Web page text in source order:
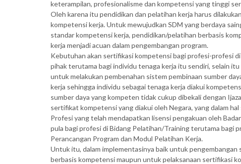
keterampilan, profesionalisme dan kompetensi yang tinggi
Oleh karena itu pendidikan dan pelatihan kerja harus
kompetensi kerja. Untuk mewujudkan SDM yang berdaya
standar kompetensi kerja, pendidikan/pelatihan berbasis
kerja menjadi acuan dalam pengembangan program.
Kebutuhan akan sertifikasi kompetensi bagi profesi-profesi
pihak terutama bagi individu tenaga kerja itu sendiri, selain
untuk melakukan pembenahan sistem pembinaan sumber
kerja sehingga individu sebagai tenaga kerja diakui
sumber daya yang kompeten tidak cukup dibekali dengan
sertifikat kompetensi yang diakui oleh Negara, yang dalam
Profesi yang telah mendapatkan lisensi pengakuan oleh
pula bagi profesi di Bidang Pelatihan/Training terutama bagi
Perancangan Program dan Modul Pelatihan Kerja.
Untuk itu, dalam implementasinya baik untuk
berbasis kompetensi maupun untuk pelaksanaan sertifikasi